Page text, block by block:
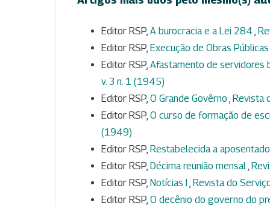
Editor RSP, A burocracia e a Lei 284
Editor RSP, Execução de Obras Públicas
Editor RSP, Afastamento de servidores
v. 3 n. 1 (1945)
Editor RSP, O Grande Govêrno Revista
Editor RSP, O curso de formação de
(1949)
Editor RSP, Restabelecida a
Editor RSP, Décima reunião mensal
Editor RSP, Notícias I Revista do
Editor RSP, O decênio do governo do